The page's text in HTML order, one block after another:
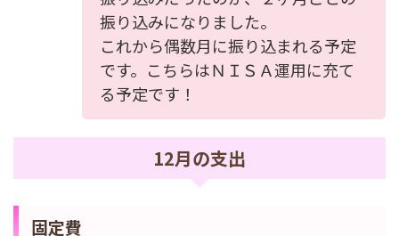
振り込みになりました。
これから偶数月に振り込まれる予定
です。こちらはＮＩＳＡ運用に充て
る予定です！
12月の支出
固定費